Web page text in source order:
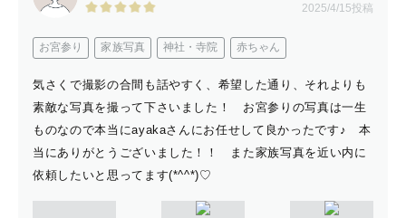
2025/4/15投稿
お宮参り 家族写真 神社・寺院 赤ちゃん
気さくで撮影の合間も話やすく、希望した通り、それよりも
素敵な写真を撮って下さいました！ お宮参りの写真は一生
ものなので本当にayakaさんにお任せして良かったです♪ 本
当にありがとうございました！！ また家族写真を近い内に
依頼したいと思ってます(*^^*)♡